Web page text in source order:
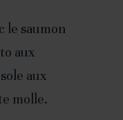
:
le saumon
aux
aux
molle.